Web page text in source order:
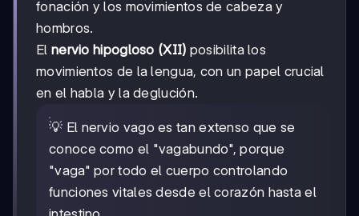
fonación y los movimientos de cabeza y
hombros.
El nervio hipogloso (XII) posibilita los
movimientos de la lengua, con un papel crucial
en el habla y la deglución.
💡 El nervio vago es tan extenso que se
conoce como el "vagabundo", porque
"vaga" por todo el cuerpo controlando
funciones vitales desde el corazón hasta el